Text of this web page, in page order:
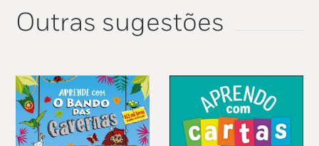
Outras sugestões